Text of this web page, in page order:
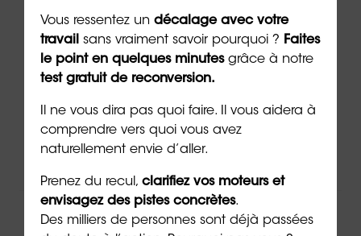
Contacter un(e) conseiller(ère)
Via le formulaire de contacten ligne
Par téléphone au02 43 72 25 88
Ou par email à l’adresseinfo@orientaction.com
Vous ressentez un décalage avec votre
travail sans vraiment savoir pourquoi ? Faites
le point en quelques minutesgrâce à notre
test gratuit de reconversion.
Il ne vous dira pas quoi faire. Il vous aidera à
comprendre vers quoi vous avez
naturellement envie d’aller.
Prenez du recul, clarifiez vos moteurs et
envisagez des pistes concrètes.
Des milliers de personnes sont déjà passées